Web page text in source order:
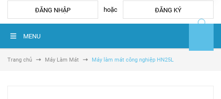
ĐĂNG NHẬP hoặc ĐĂNG KÝ
MENU
Trang chủ Máy Làm Mát Máy làm mát công nghiệp HN25L